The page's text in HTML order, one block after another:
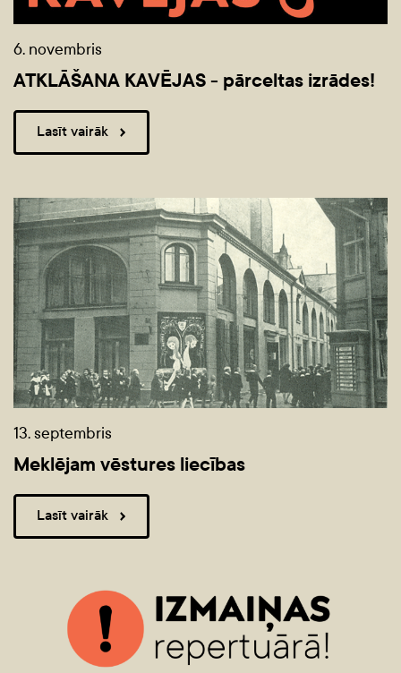
6. novembris
ATKLĀŠANA KAVĒJAS - pārceltas izrādes!
Lasīt vairāk
13. septembris
Meklējam vēstures liecības
Lasīt vairāk